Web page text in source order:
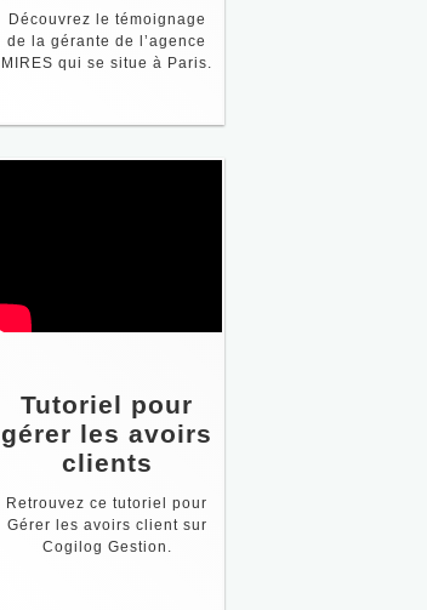
Découvrez le témoignage
de la gérante de l’agence
MIRES qui se situe à Paris.
Tutoriel pour
gérer les avoirs
clients
Retrouvez ce tutoriel pour
Gérer les avoirs client sur
Cogilog Gestion.